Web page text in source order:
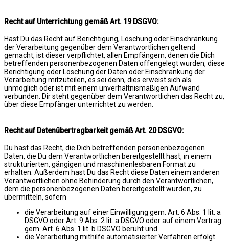
Recht auf Unterrichtung gemäß Art. 19 DSGVO:
Hast Du das Recht auf Berichtigung, Löschung oder Einschränkung
der Verarbeitung gegenüber dem Verantwortlichen geltend
gemacht, ist dieser verpflichtet, allen Empfängern, denen die Dich
betreffenden personenbezogenen Daten offengelegt wurden, diese
Berichtigung oder Löschung der Daten oder Einschränkung der
Verarbeitung mitzuteilen, es sei denn, dies erweist sich als
unmöglich oder ist mit einem unverhältnismäßigen Aufwand
verbunden. Dir steht gegenüber dem Verantwortlichen das Recht zu,
über diese Empfänger unterrichtet zu werden.
Recht auf Datenübertragbarkeit gemäß Art. 20 DSGVO:
Du hast das Recht, die Dich betreffenden personenbezogenen
Daten, die Du dem Verantwortlichen bereitgestellt hast, in einem
strukturierten, gängigen und maschinenlesbaren Format zu
erhalten. Außerdem hast Du das Recht diese Daten einem anderen
Verantwortlichen ohne Behinderung durch den Verantwortlichen,
dem die personenbezogenen Daten bereitgestellt wurden, zu
übermitteln, sofern
die Verarbeitung auf einer Einwilligung gem. Art. 6 Abs. 1 lit. a
DSGVO oder Art. 9 Abs. 2 lit. a DSGVO oder auf einem Vertrag
gem. Art. 6 Abs. 1 lit. b DSGVO beruht und
die Verarbeitung mithilfe automatisierter Verfahren erfolgt.